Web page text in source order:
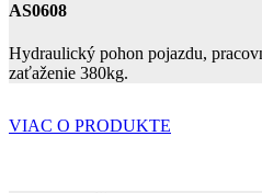
AS0608
Hydraulický pohon pojazdu,
zaťaženie 380kg.
VIAC O PRODUKTE